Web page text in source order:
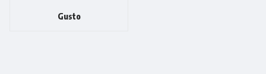
Gusto